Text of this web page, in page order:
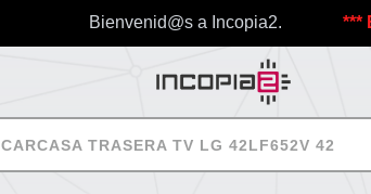
Bienvenid@s a Incopia2. ***
CARCASA TRASERA TV LG 42LF652V 42